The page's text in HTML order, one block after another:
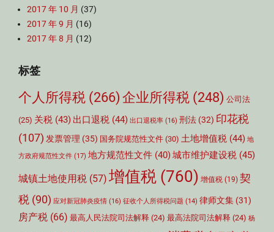
2017 年 10 月 (37)
2017 年 9 月 (16)
2017 年 8 月 (12)
标签
个人所得税 (266) 企业所得税 (248) 公司法
(25) 关税 (43) 出口退税 (44) 出口退税率 (16) 刑法 (32) 印花税
(107) 发票管理 (35) 国务院规范性文件 (30) 土地增值税 (44) 地
方政府规范性文件 (17) 地方规范性文件 (40)城市维护建设税 (45)
城镇土地使用税 (57) 增值税 (760) 增值税 (19) 契
税 (90) 应对新冠肺炎疫情 (16) 征收个人所得税问题 (14) 律师文集 (31)
房产税 (66) 最高人民法院司法解释 (24) 最高法院司法解释 (24) 杨